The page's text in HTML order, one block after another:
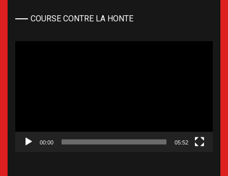
COURSE CONTRE LA HONTE
00:00 05:52